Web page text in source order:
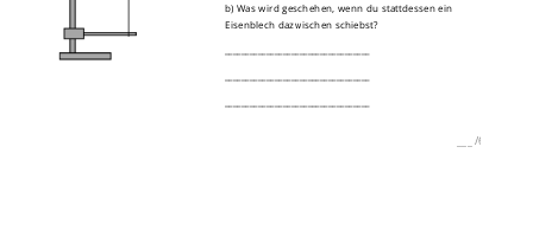
b) Was wird geschehen, wenn du stattdessen ein
Eisenblech dazwischen schiebst?
/6P